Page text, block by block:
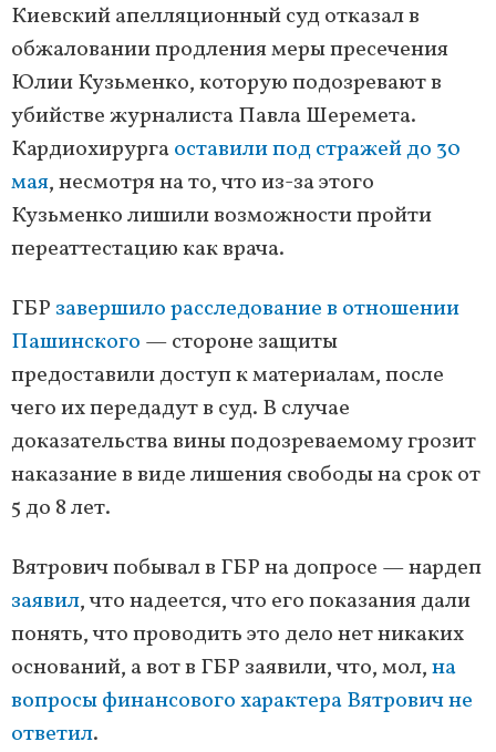
Киевский апелляционный суд отказал в
обжаловании продления меры пресечения
Юлии Кузьменко, которую подозревают в
убийстве журналиста Павла Шеремета.
Кардиохирургаоставили под стражей до 30
мая, несмотря на то, что из-за этого
Кузьменко лишили возможности пройти
переаттестацию как врача.
ГБР завершило расследование в отношении
Пашинского — стороне защиты
предоставили доступ к материалам, после
чего их передадут в суд. В случае
доказательства вины подозреваемому грозит
наказание в виде лишения свободы на срок от
5 до 8 лет.
Вятрович побывал в ГБР на допросе — нардеп
заявил, что надеется, что его показания дали
понять, что проводить это дело нет никаких
оснований, а вот в ГБР заявили, что, мол,на
вопросы финансового характера Вятрович не
ответил.